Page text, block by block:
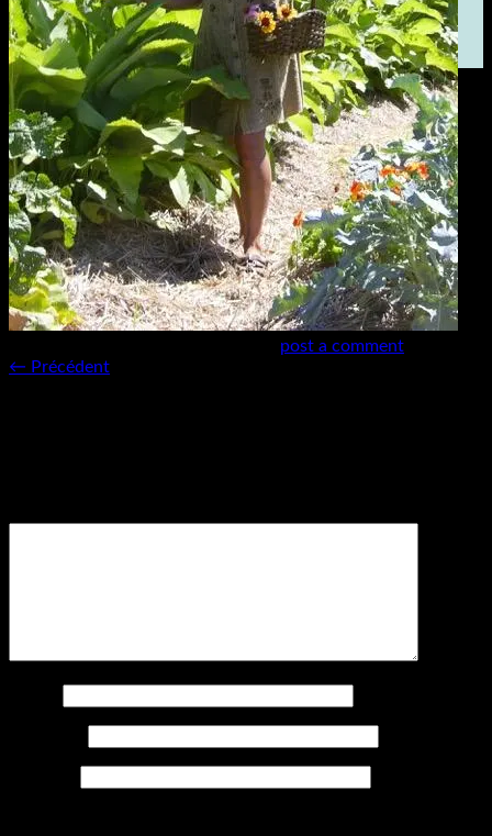
Vrac – Bionature
Vrac – Oneka
Zéro Déchet
Ateliers
Articles
Qui sommes-nous ?
Contactez-nous
Recherche
pour :
Connexion / S’enregistrer
post a comment
← Précédent